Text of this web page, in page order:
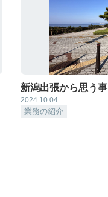
新潟出張から思う事
2024.10.04
業務の紹介